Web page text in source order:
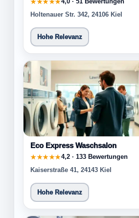
★★★★★
Holtenauer Str. 342, 24106 Kiel
Hohe Relevanz
Eco Express Waschsalon
★★★★★4,2 · 133 Bewertungen
Kaiserstraße 41, 24143 Kiel
Hohe Relevanz